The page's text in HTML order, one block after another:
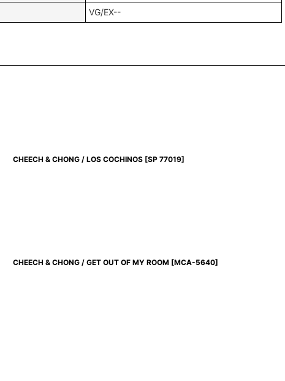
VG/EX--
CHEECH & CHONG / LOS COCHINOS [SP 77019]
CHEECH & CHONG / GET OUT OF MY ROOM [MCA-5640]